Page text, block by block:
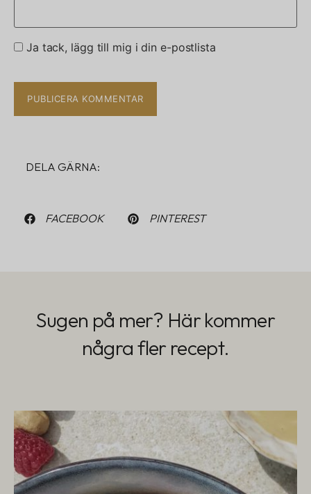
Ja tack, lägg till mig i din e-postlista
DELA GÄRNA:
FACEBOOK PINTEREST
Sugen på mer? Här kommer
några fler recept.